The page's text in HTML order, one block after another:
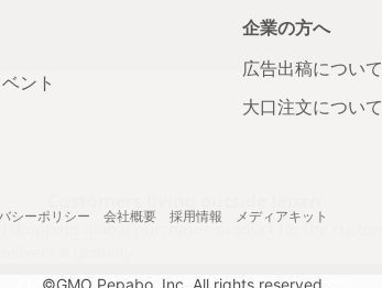
ント
企業の方へ
広告出稿について
大口注文について
シーポリシー 会社概要 採用情報 メディアキット